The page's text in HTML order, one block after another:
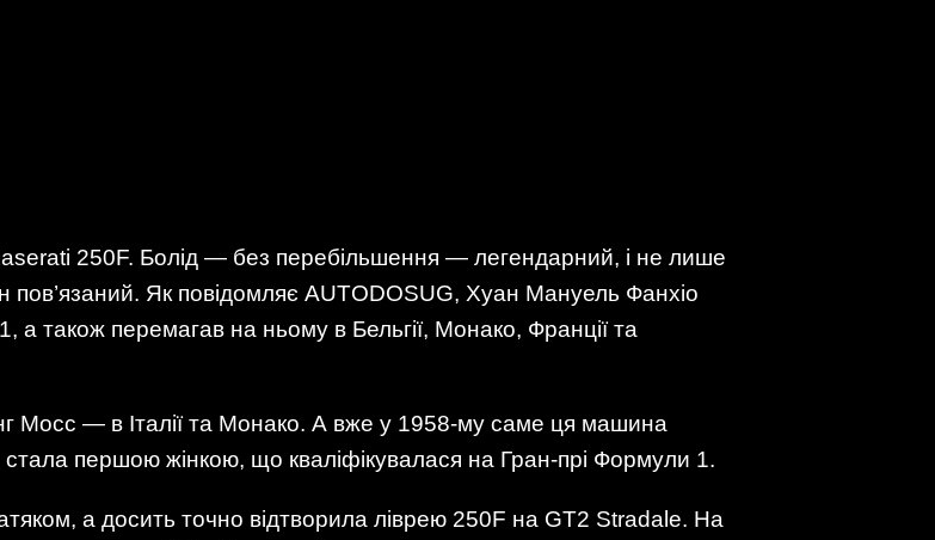
250F. Болід — без перебільшення — легендарний, і не лише
пов’язаний. Як повідомляє AUTODOSUG, Хуан Мануель Фанхіо
а також перемагав на ньому в Бельгії, Монако, Франції та
Мосс — в Італії та Монако. А вже у 1958-му саме ця машина
стала першою жінкою, що кваліфікувалася на Гран-прі Формули 1.
а досить точно відтворила ліврею 250F на GT2 Stradale. На